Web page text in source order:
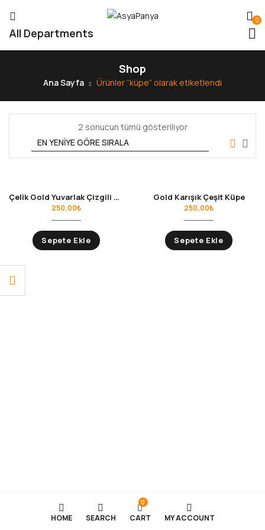
0
All Departments
Shop
Ana Sayfa Ürünler “küpe” olarak etiketlendi
2 sonucun tümü gösteriliyor
Çelik Gold Yuvarlak Çizgili Desen Küpe
250,00₺
Sepete Ekle
Gold Karışık Çeşit Küpe
250,00₺
Sepete Ekle
HOME SEARCH
0
CART MY ACCOUNT